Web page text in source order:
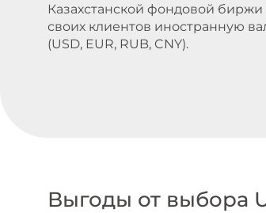
Казахстанской фондовой биржи
своих клиентов иностранную
(USD, EUR, RUB, CNY).
Выгоды от выбора